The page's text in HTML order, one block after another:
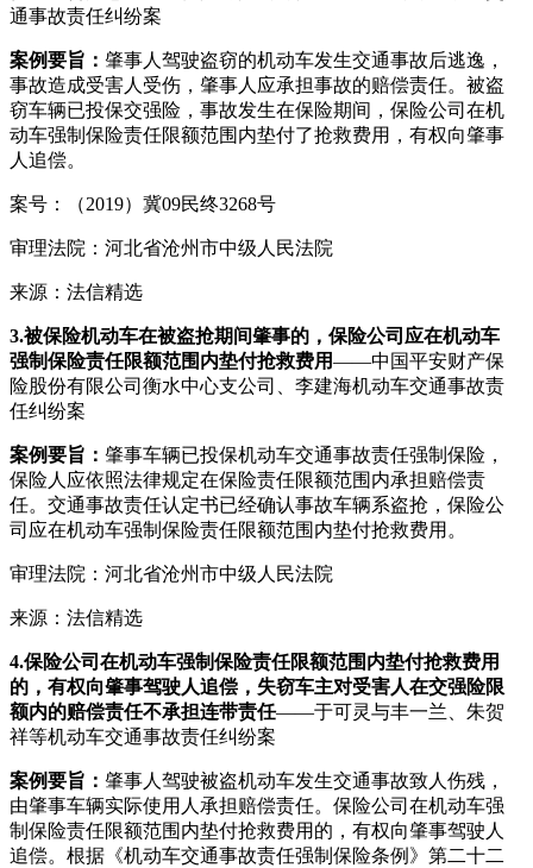
通事故责任纠纷案
案例要旨： 肇事人驾驶盗窃的机动车发生交通事故后逃逸，
事故造成受害人受伤，肇事人应承担事故的赔偿责任。被盗
窃车辆已投保交强险，事故发生在保险期间，保险公司在机
动车强制保险责任限额范围内垫付了抢救费用，有权向肇事
人追偿。
案号：（2019）冀09民终3268号
审理法院：河北省沧州市中级人民法院
来源：法信精选
3.被保险机动车在被盗抢期间肇事的，保险公司应在机动车
强制保险责任限额范围内垫付抢救费用——中国平安财产保
险股份有限公司衡水中心支公司、李建海机动车交通事故责
任纠纷案
案例要旨： 肇事车辆已投保机动车交通事故责任强制保险，
保险人应依照法律规定在保险责任限额范围内承担赔偿责
任。交通事故责任认定书已经确认事故车辆系盗抢，保险公
司应在机动车强制保险责任限额范围内垫付抢救费用。
审理法院：河北省沧州市中级人民法院
来源：法信精选
4.保险公司在机动车强制保险责任限额范围内垫付抢救费用
的，有权向肇事驾驶人追偿，失窃车主对受害人在交强险限
额内的赔偿责任不承担连带责任——于可灵与丰一兰、朱贺
祥等机动车交通事故责任纠纷案
案例要旨： 肇事人驾驶被盗机动车发生交通事故致人伤残，
由肇事车辆实际使用人承担赔偿责任。保险公司在机动车强
制保险责任限额范围内垫付抢救费用的，有权向肇事驾驶人
追偿。根据《机动车交通事故责任强制保险条例》第二十二